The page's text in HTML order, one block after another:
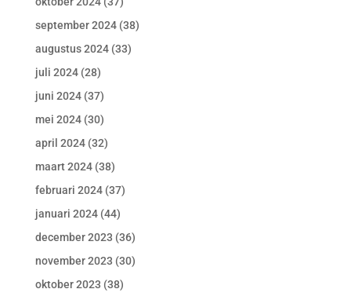
september 2024(38)
augustus 2024(33)
juli 2024(28)
juni 2024(37)
mei 2024(30)
april 2024(32)
maart 2024(38)
februari 2024(37)
januari 2024(44)
december 2023 (36)
november 2023 (30)
oktober 2023 (38)